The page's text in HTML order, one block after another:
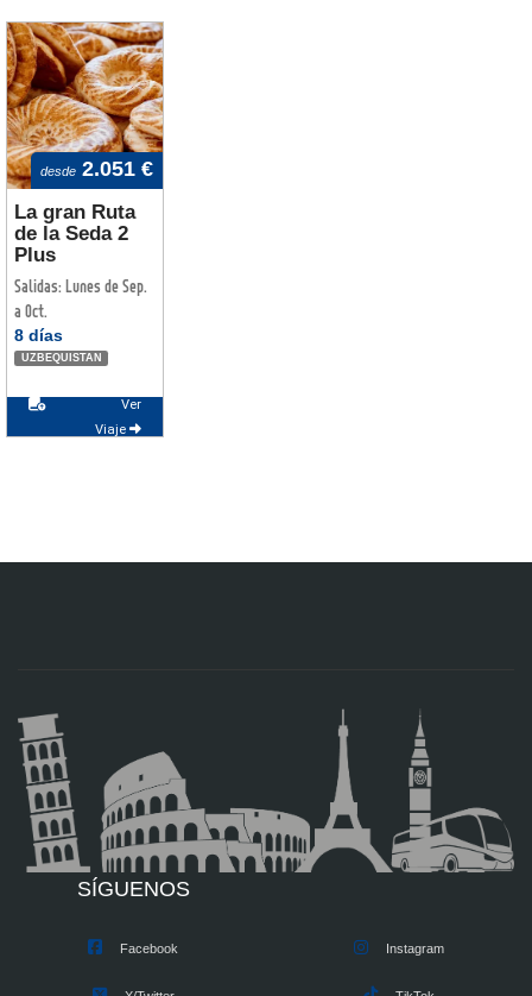
desde2.051 €
La gran Ruta
de la Seda 2
Plus
Salidas: Lunes de Sep.
a Oct.
8 días
UZBEQUISTAN
Ver
Viaje
SÍGUENOS
Facebook Instagram